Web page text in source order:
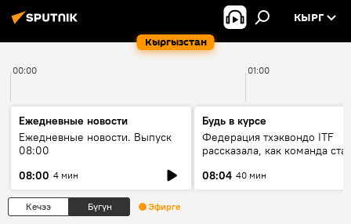
Кыргызстан
КЫРГ
00:00 01:00
Ежедневные новости
Ежедневные новости. Выпуск
08:00
08:00 4 мин
Будь в курсе
Федерация тхэквондо ITF
рассказала, как команда
08:04 40 мин
Кечээ Бүгүн Эфирге